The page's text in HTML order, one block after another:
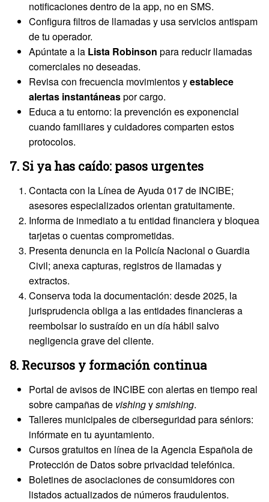
notificaciones dentro de la app, no en SMS.
Configura filtros de llamadas y usa servicios antispam
de tu operador.
Apúntate a la Lista Robinson para reducir llamadas
comerciales no deseadas.
Revisa con frecuencia movimientos yestablece
alertas instantáneaspor cargo.
Educa a tu entorno: la prevención es exponencial
cuando familiares y cuidadores comparten estos
protocolos.
7. Si ya has caído: pasos urgentes
Contacta con la Línea de Ayuda 017 de INCIBE;
asesores especializados orientan gratuitamente.
Informa de inmediato a tu entidad financiera y bloquea
tarjetas o cuentas comprometidas.
Presenta denuncia en la Policía Nacional o Guardia
Civil; anexa capturas, registros de llamadas y
extractos.
Conserva toda la documentación: desde 2025, la
jurisprudencia obliga a las entidades financieras a
reembolsar lo sustraído en un día hábil salvo
negligencia grave del cliente.
8. Recursos y formación continua
Portal de avisos de INCIBE con alertas en tiempo real
sobre campañas de vishingysmishing.
Talleres municipales de ciberseguridad para séniors:
infórmate en tu ayuntamiento.
Cursos gratuitos en línea de la Agencia Española de
Protección de Datos sobre privacidad telefónica.
Boletines de asociaciones de consumidores con
listados actualizados de números fraudulentos.